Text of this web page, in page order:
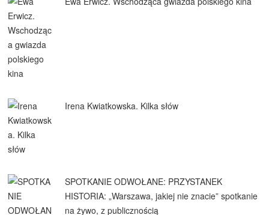
Irena Kwiatkowska. Kilka słów
SPOTKANIE ODWOŁANE: PRZYSTANEK
HISTORIA: „Warszawa, jakiej nie znacie” spotkanie
na żywo, z publicznością